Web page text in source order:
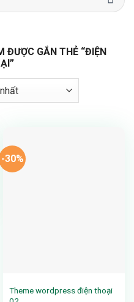
ĐƯỢC GẮN THẺ “ĐIỆN
-30%
Theme wordpress điện thoại